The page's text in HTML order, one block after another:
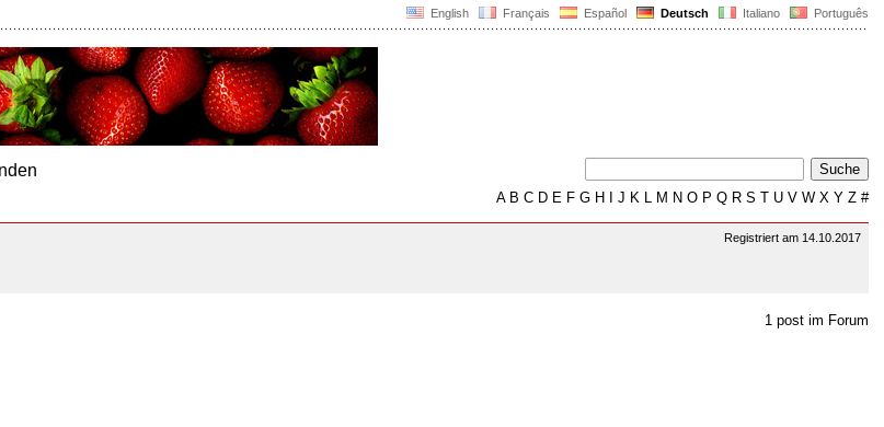
English Français Español Deutsch Italiano Português
AB C D E F G H J K L M N O P Q R S T U V W X Y Z #
Registriert am 14.10.2017
1 post im Forum